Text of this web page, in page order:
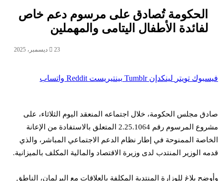
الحكومة تُصادق على مرسوم دعم خاص
لفائدة الأطفال اليتامى والمهملين
23 ديسمبر، 2025
فيسبوك تويتر لينكدإن بينتيريست واتساب
صادق مجلس الحكومة، خلال اجتماعه المنعقد اليوم الثلاثاء، على
مشروع المرسوم رقم 2.25.1064 المتعلق بالاستفادة من الإعانة
الخاصة الممنوحة في إطار نظام الدعم الاجتماعي المباشر، والذي
قدمه الوزير المنتدب لدى وزيرة الاقتصاد والمالية المكلف بالميزانية.
وأوضح بلاغ للوزارة المنتدبة المكلفة بالعلاقات مع البرلمان، الناطق